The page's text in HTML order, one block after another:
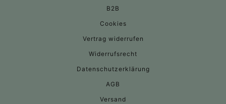
B2B
Cookies
Vertrag widerrufen
Widerrufsrecht
Datenschutzerklärung
AGB
Versand